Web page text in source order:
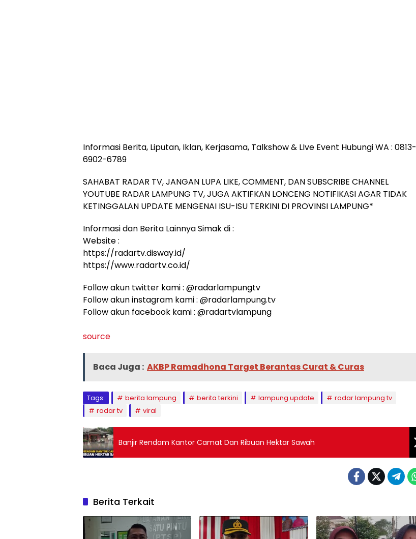
Informasi Berita, Liputan, Iklan, Kerjasama, Talkshow & LIve Event Hubungi WA : 0813-
6902-6789
SAHABAT RADAR TV, JANGAN LUPA LIKE, COMMENT, DAN SUBSCRIBE CHANNEL
YOUTUBE RADAR LAMPUNG TV, JUGA AKTIFKAN LONCENG NOTIFIKASI AGAR TIDAK
KETINGGALAN UPDATE MENGENAI ISU-ISU TERKINI DI PROVINSI LAMPUNG*
Informasi dan Berita Lainnya Simak di :
Website :
https://radartv.disway.id/
https://www.radartv.co.id/
Follow akun twitter kami : @radarlampungtv
Follow akun instagram kami : @radarlampung.tv
Follow akun facebook kami : @radartvlampung
source
Baca Juga : AKBP Ramadhona Target Berantas Curat & Curas
Tags: berita lampung berita terkini lampung update
radar lampung tv
radar tv
viral
Banjir Rendam Kantor Camat Dan Ribuan Hektar Sawah
Berita Terkait